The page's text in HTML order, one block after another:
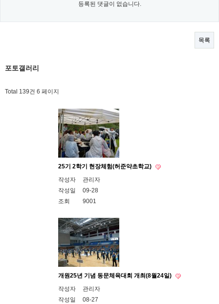
등록된 댓글이 없습니다.
목록
포토갤러리
Total 139건 6 페이지
25기 2학기 현장체험(허준약초학교)
작성자
관리자
작성일
09-28
조회
9001
개원25년 기념 동문체육대회 개최(8월24일)
작성자
관리자
작성일
08-27